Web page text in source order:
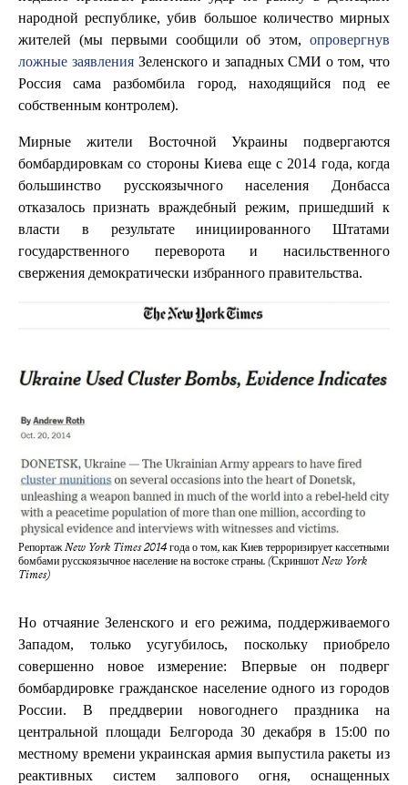
народной республике, убив большое количество мирных
жителей (мы первыми сообщили об этом, опровергнув
ложные заявленияЗеленского и западных СМИ о том, что
Россия сама разбомбила город, находящийся под ее
собственным контролем).
Мирные жители Восточной Украины подвергаются
бомбардировкам со стороны Киева еще с 2014 года, когда
большинство русскоязычного населения Донбасса
отказалось признать враждебный режим, пришедший к
власти в результате инициированного Штатами
государственного переворота и насильственного
свержения демократически избранного правительства.
Репортаж New York Times 2014 года о том, как Киев терроризирует кассетными
бомбами русскоязычное население на востоке страны. (Скриншот New York
Times)
Но отчаяние Зеленского и его режима, поддерживаемого
Западом, только усугубилось, поскольку приобрело
совершенно новое измерение: Впервые он подверг
бомбардировке гражданское население одного из городов
России. В преддверии новогоднего праздника на
центральной площади Белгорода 30 декабря в 15:00 по
местному времени украинская армия выпустила ракеты из
реактивных систем залпового огня, оснащенных